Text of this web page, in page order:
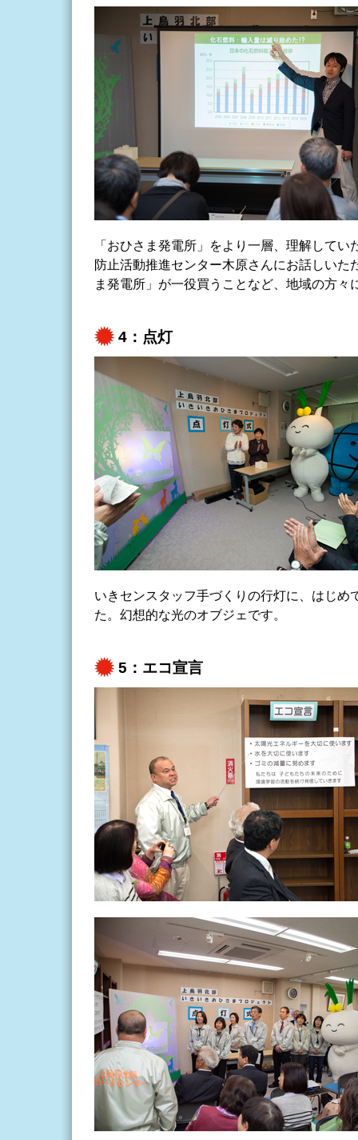
「おひさま発電所」をより一層、理解して
防止活動推進センター木原さんにお話しいた
ま発電所」が一役買うことなど、地域の方々
4：点灯
いきセンスタッフ手づくりの行灯に、はじめ
た。幻想的な光のオブジェです。
5：エコ宣言